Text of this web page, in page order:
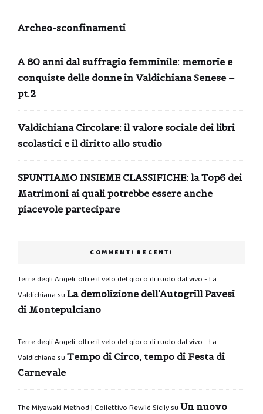
Archeo-sconfinamenti
A 80 anni dal suffragio femminile: memorie e
conquiste delle donne in Valdichiana Senese –
pt.2
Valdichiana Circolare: il valore sociale dei libri
scolastici e il diritto allo studio
SPUNTIAMO INSIEME CLASSIFICHE: la Top6 dei
Matrimoni ai quali potrebbe essere anche
piacevole partecipare
COMMENTI RECENTI
Terre degli Angeli: oltre il velo del gioco di ruolo dal vivo - La
Valdichiana su La demolizione dell’Autogrill Pavesi
di Montepulciano
Terre degli Angeli: oltre il velo del gioco di ruolo dal vivo - La
Valdichiana su Tempo di Circo, tempo di Festa di
Carnevale
The Miyawaki Method | Collettivo Rewild Sicilysu Un nuovo